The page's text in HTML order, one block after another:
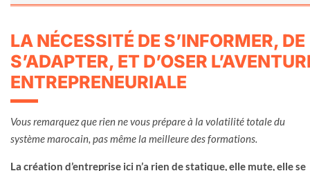
LA NÉCESSITÉ DE S’INFORMER, DE
S’ADAPTER, ET D’OSER
ENTREPRENEURIALE
Vous remarquez que rien ne vous prépare à la volatilité totale du
système marocain, pas même la meilleure des formations.
La création d’entreprise ici n’a rien de statique, elle mute, elle se